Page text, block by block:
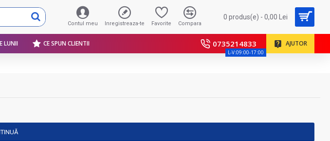
Contul meu Inregistreaza-te Favorite Compara
0 produs(e) - 0,00 Lei
LUNII CE SPUN CLIENTII 0735214833
L-V:09:00-17:00
AJUTOR